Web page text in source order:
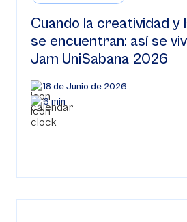
Cuando la creatividad y
se encuentran: así se
Jam UniSabana 2026
18 de Junio de 2026
6 min